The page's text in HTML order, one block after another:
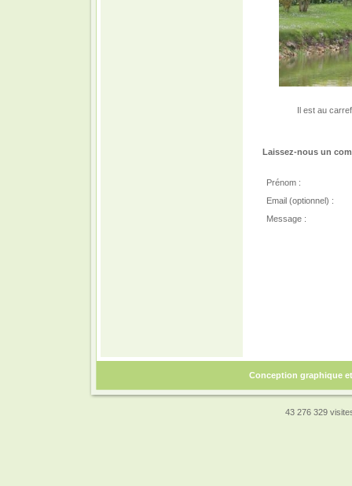
Il est au
Laissez-nous un
Prénom :
Email (optionnel) :
Message :
Conception graphique
43 276 329